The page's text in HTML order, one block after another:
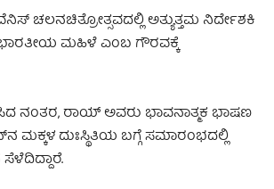
ಚಲನಚಿತ್ರೋತ್ಸವದಲ್ಲಿ ಅತ್ಯುತ್ತಮ ನಿರ್ದೇಶಕಿ
ಭಾರತೀಯ ಮಹಿಳೆ ಎಂಬ ಗೌರವಕ್ಕೆ
ನಂತರ, ರಾಯ್ ಅವರು ಭಾವನಾತ್ಮಕ ಭಾಷಣ
ಮಕ್ಕಳ ದುಃಸ್ಥಿತಿಯ ಬಗ್ಗೆ ಸಮಾರಂಭದಲ್ಲಿ